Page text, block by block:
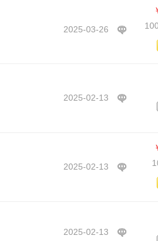
2025-03-26
2025-02-13
2025-02-13
2025-02-13